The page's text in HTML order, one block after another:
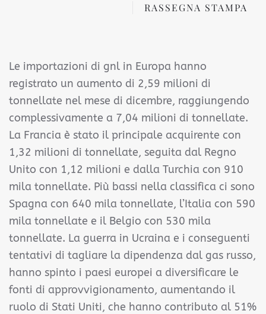
RASSEGNA STAMPA
Le importazioni di gnl in Europa hanno
registrato un aumento di 2,59 milioni di
tonnellate nel mese di dicembre, raggiungendo
complessivamente a 7,04 milioni di tonnellate.
La Francia è stato il principale acquirente con
1,32 milioni di tonnellate, seguita dal Regno
Unito con 1,12 milioni e dalla Turchia con 910
mila tonnellate. Più bassi nella classifica ci sono
Spagna con 640 mila tonnellate, l’Italia con 590
mila tonnellate e il Belgio con 530 mila
tonnellate. La guerra in Ucraina e i conseguenti
tentativi di tagliare la dipendenza dal gas russo,
hanno spinto i paesi europei a diversificare le
fonti di approvvigionamento, aumentando il
ruolo di Stati Uniti, che hanno contributo al 51%